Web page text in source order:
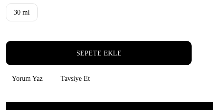
30 ml
SEPETE EKLE
Yorum Yaz Tavsiye Et